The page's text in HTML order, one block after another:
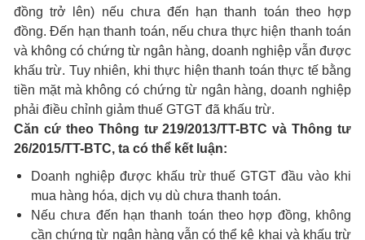
đồng trở lên) nếu chưa đến hạn thanh toán theo hợp
đồng. Đến hạn thanh toán, nếu chưa thực hiện thanh toán
và không có chứng từ ngân hàng, doanh nghiệp vẫn được
khấu trừ. Tuy nhiên, khi thực hiện thanh toán thực tế bằng
tiền mặt mà không có chứng từ ngân hàng, doanh nghiệp
phải điều chỉnh giảm thuế GTGT đã khấu trừ.
Căn cứ theo Thông tư 219/2013/TT-BTC và Thông tư
26/2015/TT-BTC, ta có thể kết luận:
Doanh nghiệp được khấu trừ thuế GTGT đầu vào khi
mua hàng hóa, dịch vụ dù chưa thanh toán.
Nếu chưa đến hạn thanh toán theo hợp đồng, không
cần chứng từ ngân hàng vẫn có thể kê khai và khấu trừ